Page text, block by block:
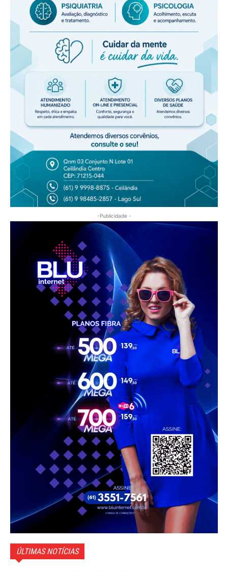
-Publicidade -
ÚLTIMAS NOTÍCIAS